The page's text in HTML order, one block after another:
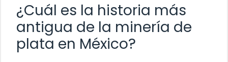
¿Cuál es la historia más
antigua de la minería de
plata en México?